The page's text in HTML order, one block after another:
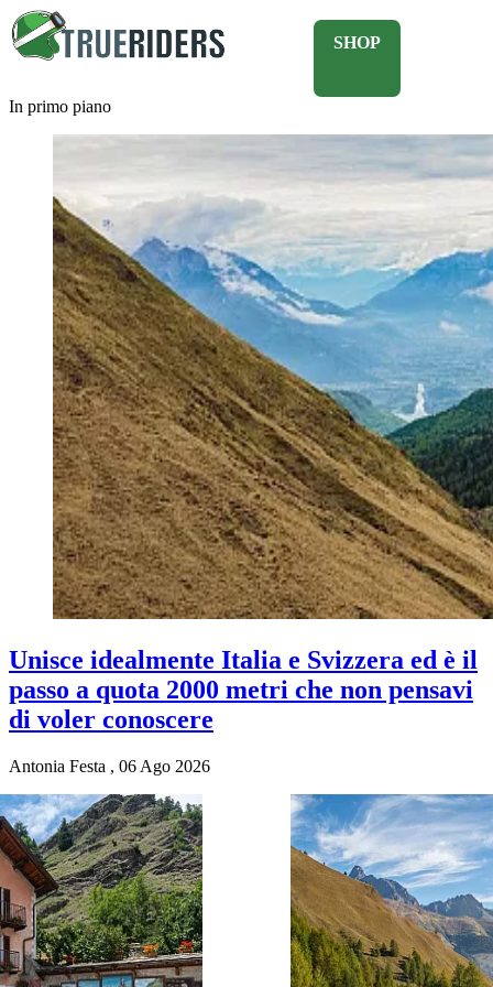
SHOP
In primo piano
Unisce idealmente Italia e Svizzera ed è il
passo a quota 2000 metri che non pensavi
di voler conoscere
Antonia Festa , 06 Ago 2026